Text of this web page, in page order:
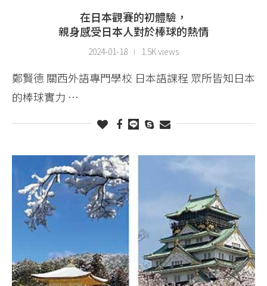
在日本觀賽的初體驗，
親身感受日本人對於棒球的熱情
2024-01-18 1.5K views
鄭賢德 關西外語專門學校 日本語課程 眾所皆知日本
的棒球實力 …